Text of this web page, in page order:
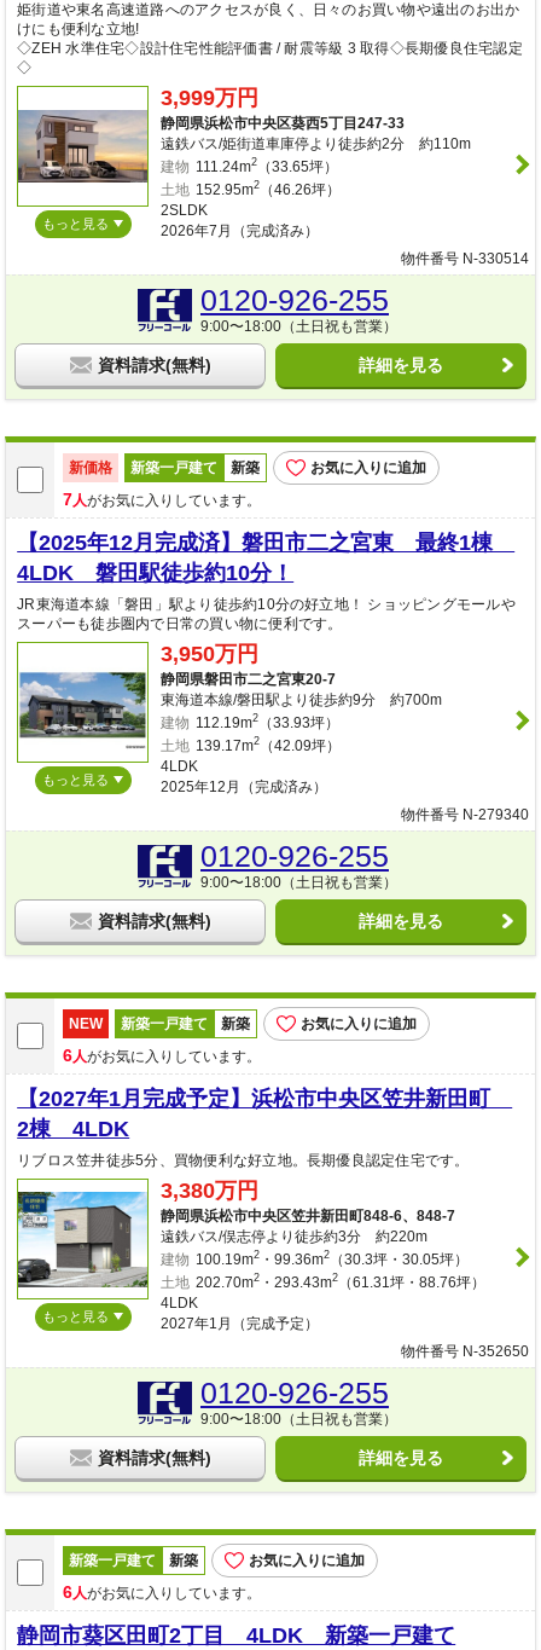
姫街道や東名高速道路へのアクセスが良く、日々のお買い物や遠出のお出か
けにも便利な立地!
◇ZEH 水準住宅◇設計住宅性能評価書 / 耐震等級 3 取得◇長期優良住宅認定
◇
もっと見る
3,999万円
静岡県浜松市中央区葵西5丁目247-33
遠鉄バス/姫街道車庫停より徒歩約2分 約110m
建物 111.24m2（33.65坪）
土地 152.95m2（46.26坪）
2SLDK
2026年7月（完成済み）
物件番号 N-330514
0120-926-255
9:00〜18:00（土日祝も営業）
資料請求(無料) 詳細を見る
新価格 新築一戸建て 新築 お気に入りに追加
7人がお気に入りしています。
【2025年12月完成済】磐田市二之宮東 最終1棟
4LDK 磐田駅徒歩約10分！
JR東海道本線「磐田」駅より徒歩約10分の好立地！ ショッピングモールや
スーパーも徒歩圏内で日常の買い物に便利です。
もっと見る
3,950万円
静岡県磐田市二之宮東20-7
東海道本線/磐田駅より徒歩約9分 約700m
建物 112.19m2（33.93坪）
土地 139.17m2（42.09坪）
4LDK
2025年12月（完成済み）
物件番号 N-279340
0120-926-255
9:00〜18:00（土日祝も営業）
資料請求(無料) 詳細を見る
NEW 新築一戸建て 新築 お気に入りに追加
6人がお気に入りしています。
【2027年1月完成予定】浜松市中央区笠井新田町
2棟 4LDK
リブロス笠井徒歩5分、買物便利な好立地。長期優良認定住宅です。
もっと見る
3,380万円
静岡県浜松市中央区笠井新田町848-6、848-7
遠鉄バス/俣志停より徒歩約3分 約220m
建物 100.19m2・99.36m2（30.3坪・30.05坪）
土地 202.70m2・293.43m2（61.31坪・88.76坪）
4LDK
2027年1月（完成予定）
物件番号 N-352650
0120-926-255
9:00〜18:00（土日祝も営業）
資料請求(無料) 詳細を見る
新築一戸建て 新築 お気に入りに追加
6人がお気に入りしています。
静岡市葵区田町2丁目 4LDK 新築一戸建て